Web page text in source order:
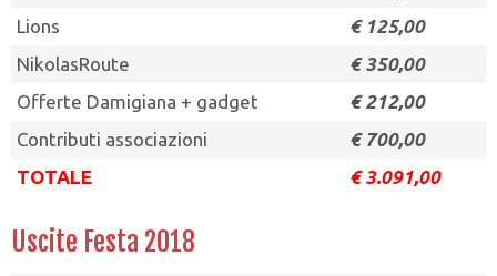
Lions
€ 125,00
NikolasRoute
€ 350,00
Offerte Damigiana + gadget
€ 212,00
Contributi associazioni
€ 700,00
TOTALE
€ 3.091,00
Uscite Festa 2018